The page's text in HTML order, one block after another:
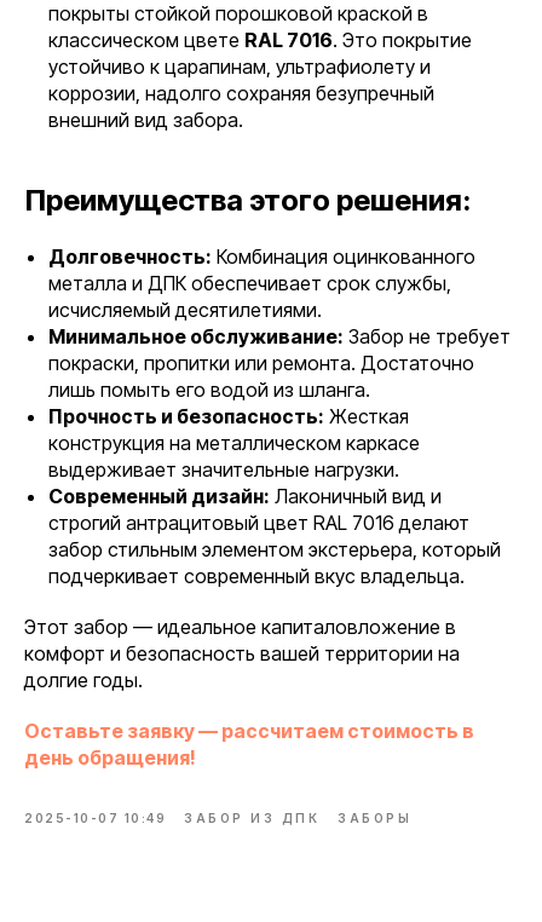
покрыты стойкой порошковой краской в
классическом цвете RAL 7016. Это покрытие
устойчиво к царапинам, ультрафиолету и
коррозии, надолго сохраняя безупречный
внешний вид забора.
Преимущества этого решения:
Долговечность: Комбинация оцинкованного
металла и ДПК обеспечивает срок службы,
исчисляемый десятилетиями.
Минимальное обслуживание: Забор не требует
покраски, пропитки или ремонта. Достаточно
лишь помыть его водой из шланга.
Прочность и безопасность: Жесткая
конструкция на металлическом каркасе
выдерживает значительные нагрузки.
Современный дизайн: Лаконичный вид и
строгий антрацитовый цвет RAL 7016 делают
забор стильным элементом экстерьера, который
подчеркивает современный вкус владельца.
Этот забор — идеальное капиталовложение в
комфорт и безопасность вашей территории на
долгие годы.
Оставьте заявку — рассчитаем стоимость в
день обращения!
2025-10-07 10:49 ЗАБОР ИЗ ДПК ЗАБОРЫ